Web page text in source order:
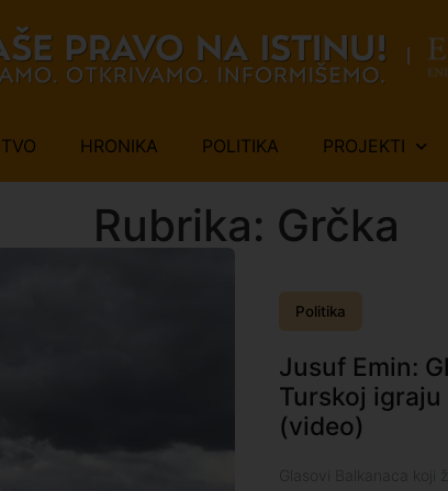
HRONIKA POLITIKA PROJEKTI
Rubrika: Grčka
Politika
Jusuf Emin:
Turskoj
(video)